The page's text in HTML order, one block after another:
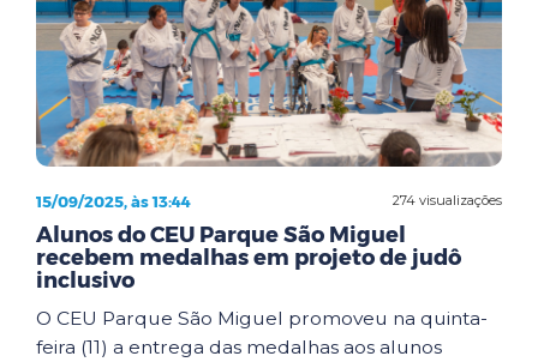
274 visualizações
15/09/2025, às 13:44
Alunos do CEU Parque São Miguel
recebem medalhas em projeto de judô
inclusivo
O CEU Parque São Miguel promoveu na quinta-
feira (11) a entrega das medalhas aos alunos